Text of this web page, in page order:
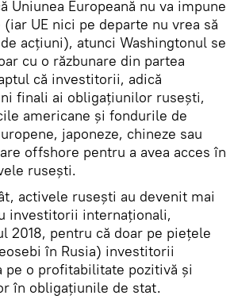
Uniunea Europeană nu va impune
UE nici pe departe nu vrea să
acțiuni), atunci Washingtonul se
cu o răzbunare din partea
că investitorii, adică
finali ai obligațiunilor rusești,
americane și fondurile de
japoneze, chineze sau
offshore pentru a avea acces în
rusești.
activele rusești au devenit mai
investitorii internaționali,
2018, pentru că doar pe piețele
în Rusia) investitorii
pe o profitabilitate pozitivă și
în obligațiunile de stat.